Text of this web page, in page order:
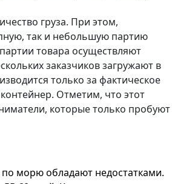
груза. При этом,
так и небольшую партию
товара осуществляют
заказчиков загружают в
только за фактическое
Отметим, что этот
которые только пробуют
морю обладают недостатками.